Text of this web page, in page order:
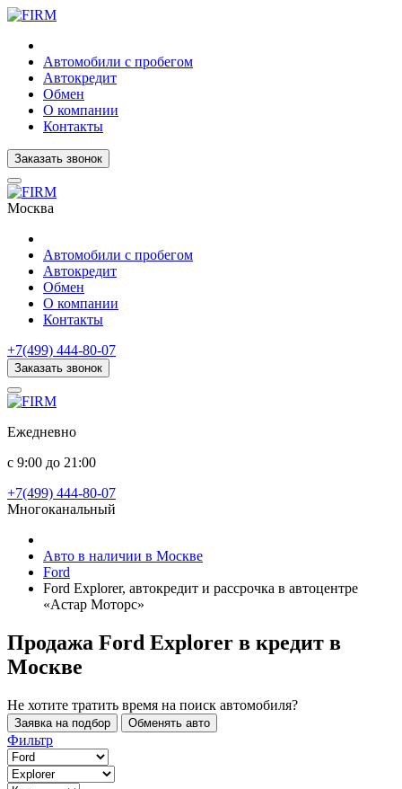
Автомобили с пробегом
Автокредит
Обмен
О компании
Контакты
Заказать звонок
Москва
Автомобили с пробегом
Автокредит
Обмен
О компании
Контакты
+7(499) 444-80-07
Заказать звонок
Ежедневно
с 9:00 до 21:00
+7(499) 444-80-07
Многоканальный
Авто в наличии в Москве
Ford
Ford Explorer, автокредит и рассрочка в автоцентре
«Астар Моторс»
Продажа Ford Explorer в кредит в
Москве
Не хотите тратить время на поиск автомобиля?
Заявка на подбор Обменять авто
Фильтр